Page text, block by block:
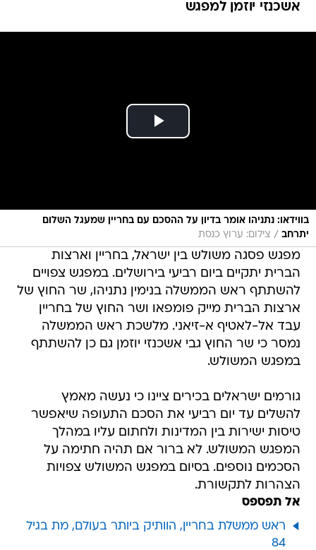
אשכנזי יוזמן למפגש
בווידאו: נתניהו אומר בדיון על ההסכם עם בחריין שמעגל השלום
יתרחב / צילום: ערוץ כנסת
מפגש פסגה משולש בין ישראל, בחריין וארצות
הברית יתקיים ביום רביעי בירושלים. במפגש צפויים
להשתתף ראש הממשלה בנימין נתניהו, שר החוץ של
ארצות הברית מייק פומפאו ושר החוץ של בחריין
עבד אל-לאטיף א-זיאני. מלשכת ראש הממשלה
נמסר כי שר החוץ גבי אשכנזי יוזמן גם כן להשתתף
במפגש המשולש.
גורמים ישראלים בכירים ציינו כי נעשה מאמץ
להשלים עד יום רביעי את הסכם התעופה שיאפשר
טיסות ישירות בין המדינות ולחתום עליו במהלך
המפגש המשולש. לא ברור אם תהיה חתימה על
הסכמים נוספים. בסיום במפגש המשולש צפויות
הצהרות לתקשורת.
אל תפספס
ראש ממשלת בחריין, הוותיק ביותר בעולם, מת בגיל
84